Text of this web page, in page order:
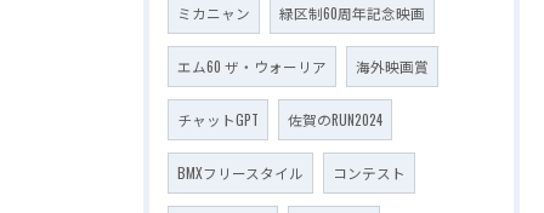
ミカニャン 緑区制60周年記念映画
エム60 ザ・ウォーリア 海外映画賞
チャットGPT 佐賀のRUN2024
BMXフリースタイル コンテスト